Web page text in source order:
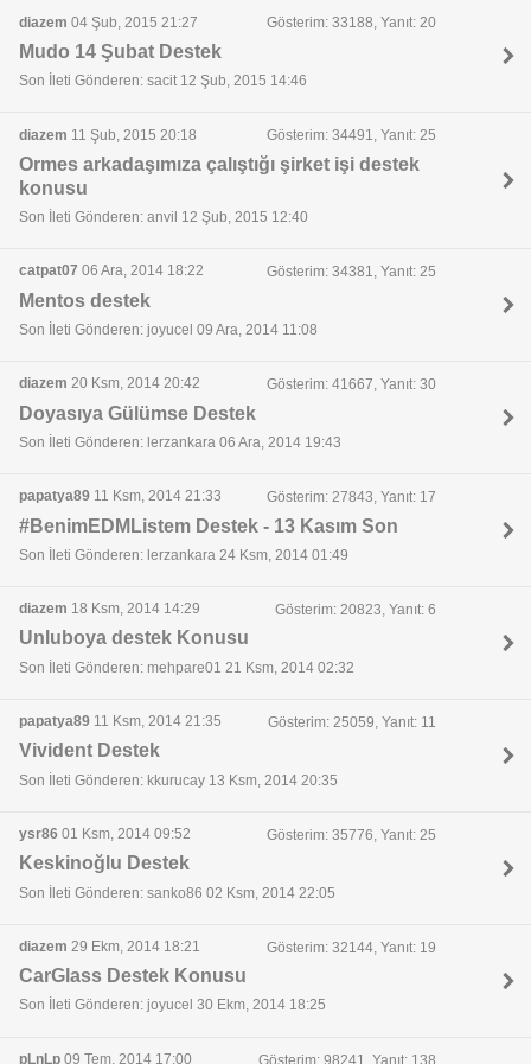
diazem 04 Şub, 2015 21:27 Gösterim: 33188, Yanıt: 20
Mudo 14 Şubat Destek
Son İleti Gönderen: sacit 12 Şub, 2015 14:46
diazem 11 Şub, 2015 20:18 Gösterim: 34491, Yanıt: 25
Ormes arkadaşımıza çalıştığı şirket işi destek
konusu
Son İleti Gönderen: anvil 12 Şub, 2015 12:40
catpat07 06 Ara, 2014 18:22 Gösterim: 34381, Yanıt: 25
Mentos destek
Son İleti Gönderen: joyucel 09 Ara, 2014 11:08
diazem 20 Ksm, 2014 20:42 Gösterim: 41667, Yanıt: 30
Doyasıya Gülümse Destek
Son İleti Gönderen: lerzankara 06 Ara, 2014 19:43
papatya89 11 Ksm, 2014 21:33 Gösterim: 27843, Yanıt: 17
#BenimEDMListem Destek - 13 Kasım Son
Son İleti Gönderen: lerzankara 24 Ksm, 2014 01:49
diazem 18 Ksm, 2014 14:29 Gösterim: 20823, Yanıt: 6
Unluboya destek Konusu
Son İleti Gönderen: mehpare01 21 Ksm, 2014 02:32
papatya89 11 Ksm, 2014 21:35 Gösterim: 25059, Yanıt: 11
Vivident Destek
Son İleti Gönderen: kkurucay 13 Ksm, 2014 20:35
ysr86 01 Ksm, 2014 09:52 Gösterim: 35776, Yanıt: 25
Keskinoğlu Destek
Son İleti Gönderen: sanko86 02 Ksm, 2014 22:05
diazem 29 Ekm, 2014 18:21 Gösterim: 32144, Yanıt: 19
CarGlass Destek Konusu
Son İleti Gönderen: joyucel 30 Ekm, 2014 18:25
pLnLp 09 Tem, 2014 17:00 Gösterim: 98241, Yanıt: 138